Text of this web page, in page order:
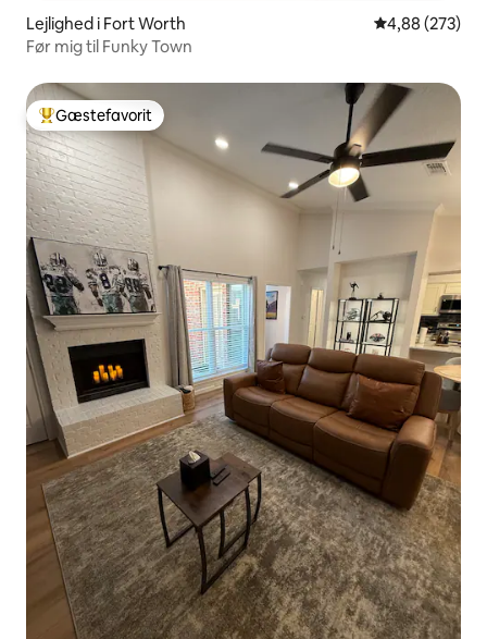
Lejlighed i Fort Worth 4,88 ud af 5 i
4,88 (273)
Før mig til Funky Town
Bedste gæstefavorit
Gæstefavorit